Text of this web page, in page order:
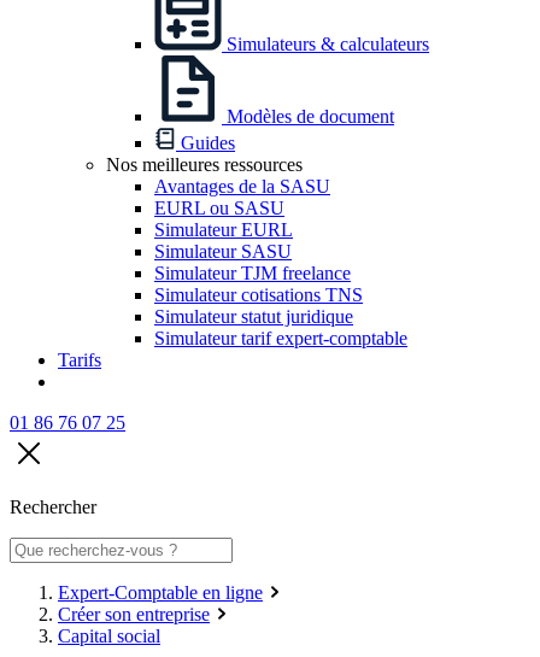
Simulateurs & calculateurs
Modèles de document
Guides
Nos meilleures ressources
Avantages de la SASU
EURL ou SASU
Simulateur EURL
Simulateur SASU
Simulateur TJM freelance
Simulateur cotisations TNS
Simulateur statut juridique
Simulateur tarif expert-comptable
Tarifs
01 86 76 07 25
Rechercher
Expert-Comptable en ligne
Créer son entreprise
Capital social